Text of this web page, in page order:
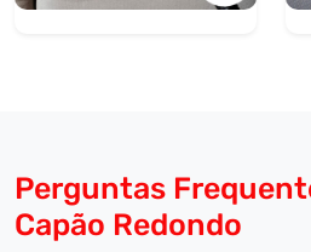
Perguntas
Capão Redondo